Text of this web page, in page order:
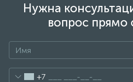
Нужна
вопрос прямо
+7